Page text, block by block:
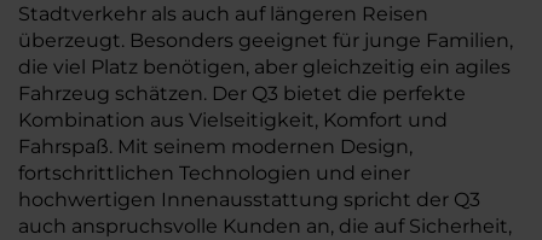
Stadtverkehr als auch auf längeren Reisen
überzeugt. Besonders geeignet für junge Familien,
die viel Platz benötigen, aber gleichzeitig ein agiles
Fahrzeug schätzen. Der Q3 bietet die perfekte
Kombination aus Vielseitigkeit, Komfort und
Fahrspaß. Mit seinem modernen Design,
fortschrittlichen Technologien und einer
hochwertigen Innenausstattung spricht der Q3
auch anspruchsvolle Kunden an, die auf Sicherheit,